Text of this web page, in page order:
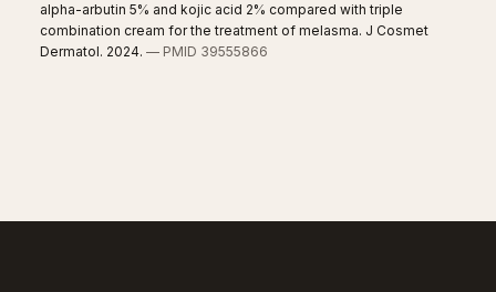
alpha-arbutin 5% and kojic acid 2% compared with triple
combination cream for the treatment of melasma. J Cosmet
Dermatol. 2024. — PMID 39555866